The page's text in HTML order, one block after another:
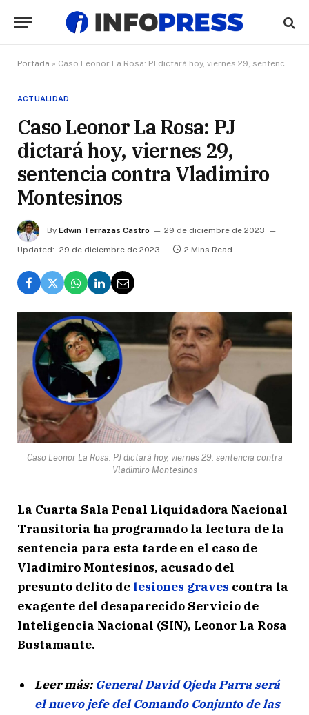
Portada » Caso Leonor La Rosa: PJ dictará hoy, viernes 29, sentencia contra Vladimiro Montesinos
ACTUALIDAD
Caso Leonor La Rosa: PJ
dictará hoy, viernes 29,
sentencia contra Vladimiro
Montesinos
By Edwin Terrazas Castro
29 de diciembre de 2023
Updated: 29 de diciembre de 2023 2 Mins Read
Caso Leonor La Rosa: PJ dictará hoy, viernes 29, sentencia contra
Vladimiro Montesinos
La Cuarta Sala Penal Liquidadora Nacional
Transitoria ha programado la lectura de la
sentencia para esta tarde en el caso de
Vladimiro Montesinos, acusado del
presunto delito de lesiones graves contra la
exagente del desaparecido Servicio de
Inteligencia Nacional (SIN), Leonor La Rosa
Bustamante.
Leer más: General David Ojeda Parra será
el nuevo jefe del Comando Conjunto de las